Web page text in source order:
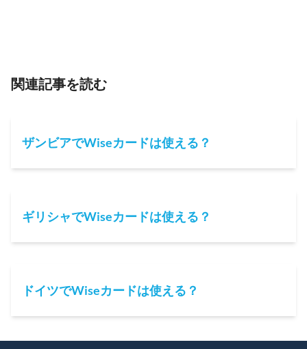
関連記事を読む
ザンビアでWiseカードは使える？
ギリシャでWiseカードは使える？
ドイツでWiseカードは使える？